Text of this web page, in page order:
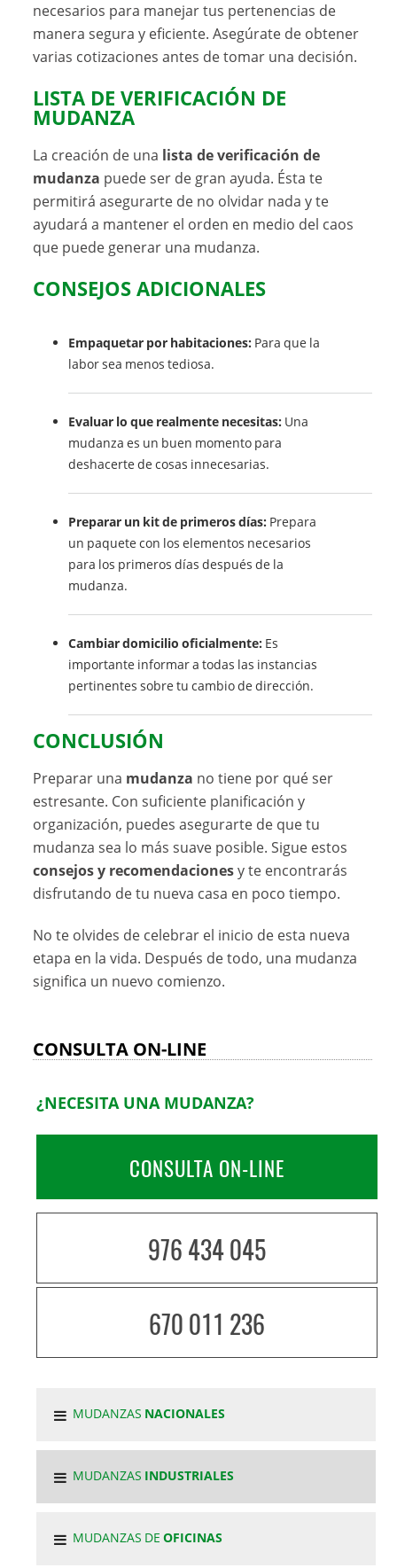
necesarios para manejar tus pertenencias de
manera segura y eficiente. Asegúrate de obtener
varias cotizaciones antes de tomar una decisión.
LISTA DE VERIFICACIÓN DE
MUDANZA
La creación de una lista de verificación de
mudanza puede ser de gran ayuda. Ésta te
permitirá asegurarte de no olvidar nada y te
ayudará a mantener el orden en medio del caos
que puede generar una mudanza.
CONSEJOS ADICIONALES
Empaquetar por habitaciones: Para que la
labor sea menos tediosa.
Evaluar lo que realmente necesitas: Una
mudanza es un buen momento para
deshacerte de cosas innecesarias.
Preparar un kit de primeros días: Prepara
un paquete con los elementos necesarios
para los primeros días después de la
mudanza.
Cambiar domicilio oficialmente: Es
importante informar a todas las instancias
pertinentes sobre tu cambio de dirección.
CONCLUSIÓN
Preparar una mudanza no tiene por qué ser
estresante. Con suficiente planificación y
organización, puedes asegurarte de que tu
mudanza sea lo más suave posible. Sigue estos
consejos y recomendacionesy te encontrarás
disfrutando de tu nueva casa en poco tiempo.
No te olvides de celebrar el inicio de esta nueva
etapa en la vida. Después de todo, una mudanza
significa un nuevo comienzo.
CONSULTA ON-LINE
¿NECESITA UNA MUDANZA?
CONSULTA ON-LINE
976 434 045
670 011 236
MUDANZAS NACIONALES
MUDANZAS INDUSTRIALES
MUDANZAS DEOFICINAS